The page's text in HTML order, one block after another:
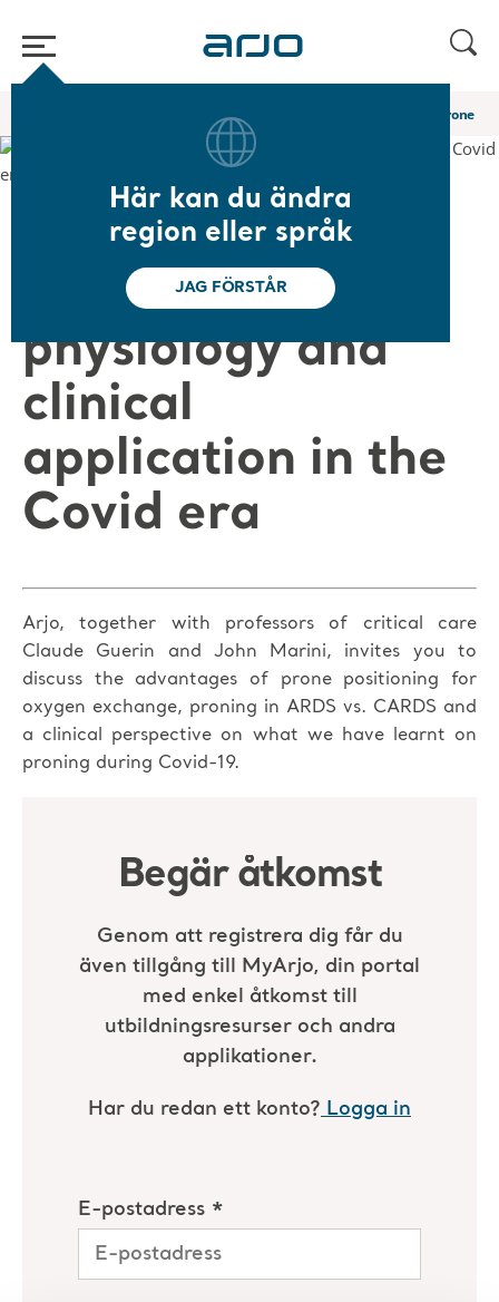
Här kan du ändra
region eller språk
JAG FÖRSTÅR
Academy-webbinarier och e-utbildningar Proning: Prone
❮ Tillbaka till webbinarier
Proning: Prone
physiology and
clinical
application in the
Covid era
Arjo, together with professors of critical care
Claude Guerin and John Marini, invites you to
discuss the advantages of prone positioning for
oxygen exchange, proning in ARDS vs. CARDS and
a clinical perspective on what we have learnt on
proning during Covid-19.